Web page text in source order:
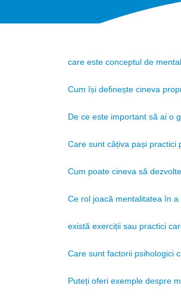
care este conceptul de
Cum își definește cineva
De ce este important să ai o
Care sunt câțiva pași practici
Cum poate cineva să
Ce rol joacă mentalitatea în a
există exerciții sau practici
Care sunt factorii psihologici
Puteți oferi exemple despre